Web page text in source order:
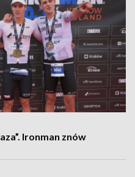
Ironman znów